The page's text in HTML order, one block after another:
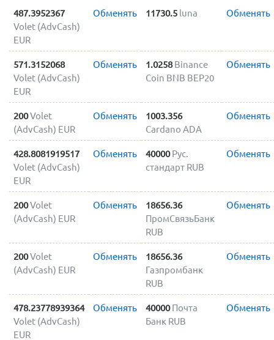
487.3952367
Volet (AdvCash)
EUR
Обменять 11730.5 luna Обменять
571.3152068
Volet (AdvCash)
EUR
Обменять 1.0258 Binance
Coin BNB BEP20
Обменять
200Volet
(AdvCash) EUR
Обменять
1003.356
Cardano ADA
Обменять
428.8081919517
Volet (AdvCash)
EUR
Обменять 40000 Рус.
стандарт RUB
Обменять
200Volet
(AdvCash) EUR
Обменять
18656.36
ПромСвязьБанк
RUB
Обменять
200Volet
(AdvCash) EUR
Обменять
18656.36
Газпромбанк
RUB
Обменять
478.23778939364
Volet (AdvCash)
EUR
Обменять 40000 Почта
Банк RUB
Обменять